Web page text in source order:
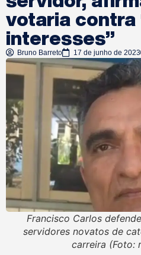
votaria contra
interesses”
Bruno Barreto 17 de junho de 2023
Francisco Carlos
servidores novatos de
carreira (Foto: